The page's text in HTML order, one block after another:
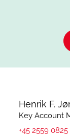
Henrik F.
Key Account
+45 2559 0825